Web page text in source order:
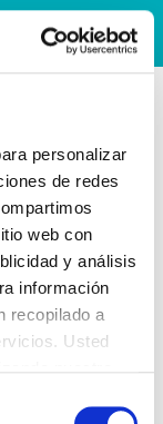
personalizar
de redes
web con
y análisis
información
recopilado a
Usted